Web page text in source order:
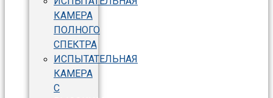
КАМЕРА
ПОЛНОГО
СПЕКТРА
ИСПЫТАТЕЛЬНАЯ
КАМЕРА
С